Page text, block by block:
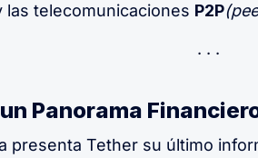
las telecomunicaciones P2P
Panorama
presenta Tether su último